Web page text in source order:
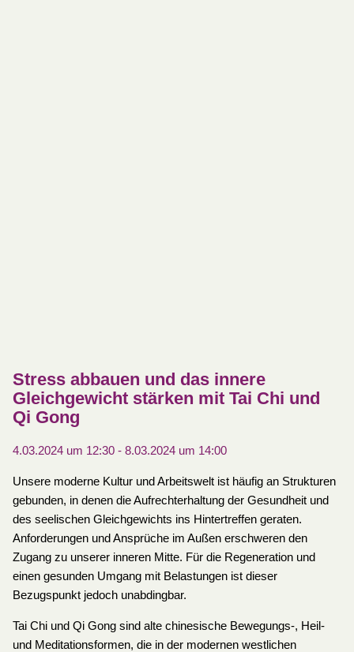
Stress abbauen und das innere
Gleichgewicht stärken mit Tai Chi und
Qi Gong
4.03.2024 um 12:30- 8.03.2024 um 14:00
Unsere moderne Kultur und Arbeitswelt ist häufig an Strukturen
gebunden, in denen die Aufrechterhaltung der Gesundheit und
des seelischen Gleichgewichts ins Hintertreffen geraten.
Anforderungen und Ansprüche im Außen erschweren den
Zugang zu unserer inneren Mitte. Für die Regeneration und
einen gesunden Umgang mit Belastungen ist dieser
Bezugspunkt jedoch unabdingbar.
Tai Chi und Qi Gong sind alte chinesische Bewegungs-, Heil-
und Meditationsformen, die in der modernen westlichen